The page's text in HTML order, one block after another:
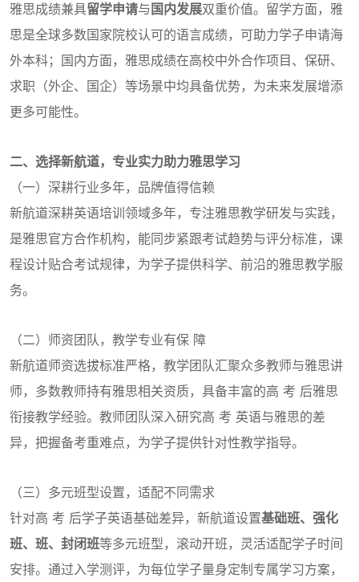
雅思成绩兼具留学申请与 国内发展双重价值。留学方面，雅
思是全球多数国家院校认可的语言成绩，可助力学子申请海
外本科；国内方面，雅思成绩在高校中外合作项目、保研、
求职（外企、国企）等场景中均具备优势，为未来发展增添
更多可能性。
二、选择新航道，专业实力助力雅思学习
（一）深耕行业多年，品牌值得信赖
新航道深耕英语培训领域多年，专注雅思教学研发与实践，
是雅思官方合作机构，能同步紧跟考试趋势与评分标准，课
程设计贴合考试规律，为学子提供科学、前沿的雅思教学服
务。
（二）师资团队，教学专业有保 障
新航道师资选拔标准严格，教学团队汇聚众多教师与雅思讲
师，多数教师持有雅思相关资质，具备丰富的高 考 后雅思
衔接教学经验。教师团队深入研究高 考 英语与雅思的差
异，把握备考重难点，为学子提供针对性教学指导。
（三）多元班型设置，适配不同需求
针对高 考 后学子英语基础差异，新航道设置基础班、强化
班、班、封闭班等多元班型，滚动开班，灵活适配学子时间
安排。通过入学测评，为每位学子量身定制专属学习方案，